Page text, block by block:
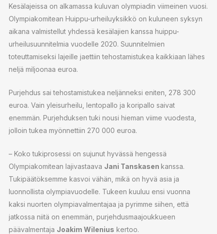
Kesälajeissa on alkamassa kuluvan olympiadin viimeinen vuosi.
Olympiakomitean Huippu-urheiluyksikkö on kuluneen syksyn
aikana valmistellut yhdessä kesälajien kanssa huippu-
urheilusuunnitelmia vuodelle 2020. Suunnitelmien
toteuttamiseksi lajeille jaettiin tehostamistukea kaikkiaan lähes
neljä miljoonaa euroa.
Purjehdus sai tehostamistukea neljänneksi eniten, 278 300
euroa. Vain yleisurheilu, lentopallo ja koripallo saivat
enemmän. Purjehduksen tuki nousi hieman viime vuodesta,
jolloin tukea myönnettiin 270 000 euroa.
– Koko tukiprosessi on sujunut hyvässä hengessä
Olympiakomitean lajivastaava Jani Tanskasen kanssa.
Tukipäätöksemme kasvoi vähän, mikä on hyvä asia ja
luonnollista olympiavuodelle. Tukeen kuuluu ensi vuonna
kaksi nuorten olympiavalmentajaa ja pyrimme siihen, että
jatkossa niitä on enemmän, purjehdusmaajoukkueen
päävalmentaja Joakim Wilenius kertoo.